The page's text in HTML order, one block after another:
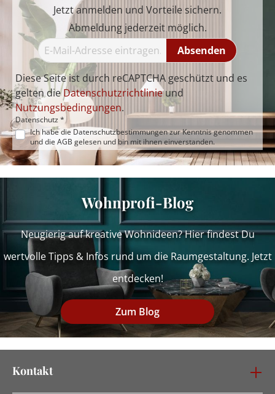
Jetzt anmelden und Vorteile sichern.
Abmeldung jederzeit möglich.
Absenden
Diese Seite ist durch reCAPTCHA geschützt und es
gelten dieDatenschutzrichtlinieund
Nutzungsbedingungen.
Datenschutz *
Ich habe die Datenschutzbestimmungenzur Kenntnis genommen
und die AGB gelesen und bin mit ihnen einverstanden.
Wohnprofi-Blog
Neugierig auf kreative Wohnideen? Hier findest Du
wertvolle Tipps & Infos rund um die Raumgestaltung. Jetzt
entdecken!
Zum Blog
Kontakt